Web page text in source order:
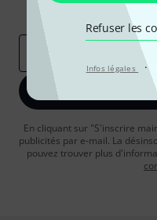
Refuser les
Infos légales ·
Articles inspirants
En cliquant sur "S'inscrire
publicités par e-mail. La
pouvez trouver plus